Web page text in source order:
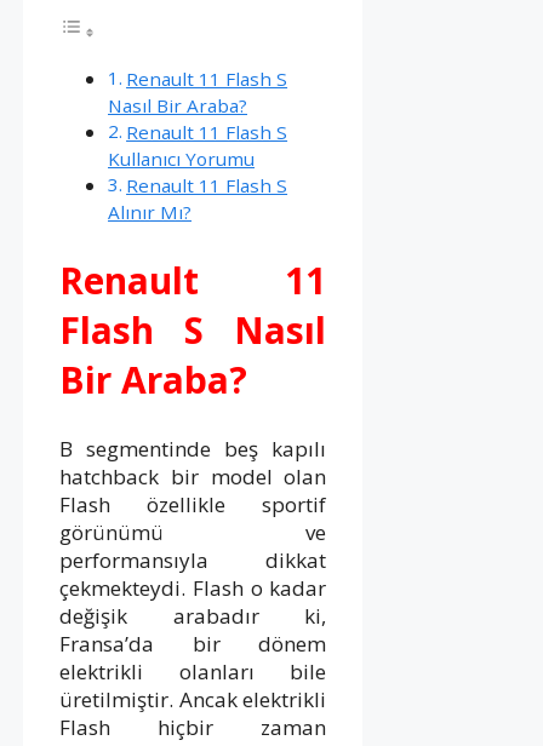
Renault 11 Flash S
Nasıl Bir Araba?
Renault 11 Flash S
Kullanıcı Yorumu
Renault 11 Flash S
Alınır Mı?
Renault 11
Flash S Nasıl
Bir Araba?
B segmentinde beş kapılı
hatchback bir model olan
Flash özellikle sportif
görünümü ve
performansıyla dikkat
çekmekteydi. Flash o kadar
değişik arabadır ki,
Fransa’da bir dönem
elektrikli olanları bile
üretilmiştir. Ancak elektrikli
Flash hiçbir zaman